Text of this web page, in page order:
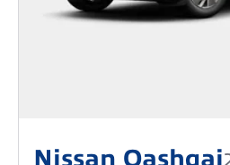
Nissan Qashqai